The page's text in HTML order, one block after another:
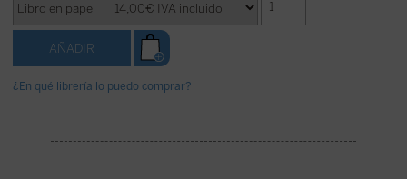
¿En qué librería lo puedo comprar?